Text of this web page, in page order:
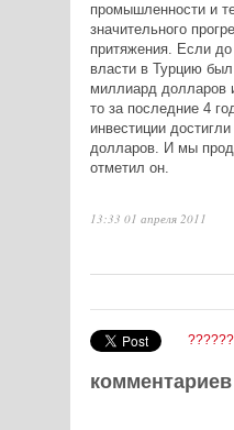
промышленности и
значительного
притяжения. Если
власти в Турцию
миллиард долларов
то за последние 4
инвестиции
долларов. И мы
отметил он.
13:33 01 апреля 2011
комментариев